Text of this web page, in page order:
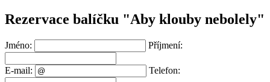
Rezervace balíčku "Aby klouby nebolely"
Jméno: Příjmení:
E-mail: Telefon: